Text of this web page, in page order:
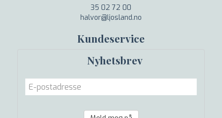
35 02 72 00
halvor@ljosland.no
Kundeservice
Nyhetsbrev